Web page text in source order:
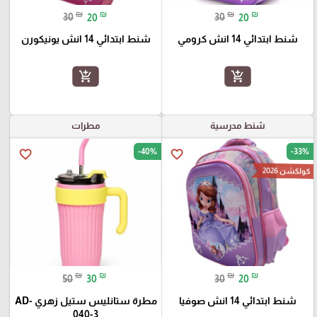
30 ₪ 20 ₪
شنط ابتدائي 14 انش كرومي
add_shopping_cart
30 ₪ 20 ₪
شنط ابتدائي 14 انش يونيكورن
add_shopping_cart
شنط مدرسية
favorite_border -33%
كولكشن 2026
30 ₪ 20 ₪
شنط ابتدائي 14 انش صوفيا
مطرات
favorite_border -40%
50 ₪ 30 ₪
مطرة ستانليس ستيل زهري AD-
040-3